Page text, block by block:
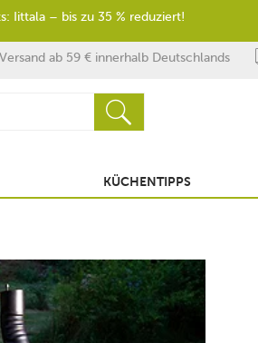
ab 59 € innerhalb Deutschlands
KÜCHENTIPPS
Iittala – bis zu 35 % reduziert!